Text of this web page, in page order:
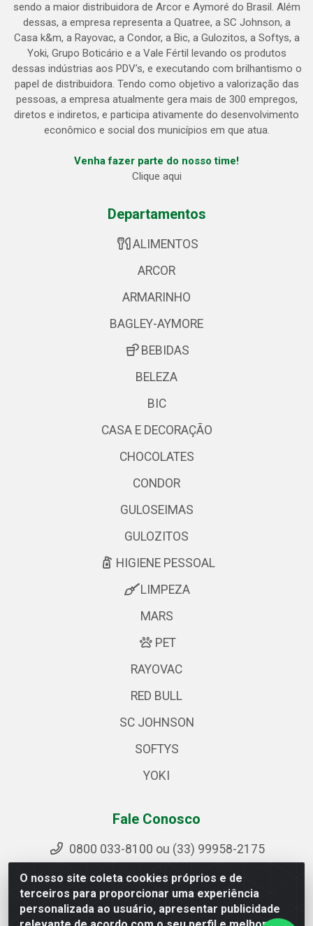
O nosso site coleta cookies próprios e de
terceiros para proporcionar uma experiência
personalizada ao usuário, apresentar publicidade
sendo a maior distribuidora de Arcor e Aymoré do Brasil. Além
dessas, a empresa representa a Quatree, a SC Johnson, a
Casa k&m, a Rayovac, a Condor, a Bic, a Gulozitos, a Softys, a
Yoki, Grupo Boticário e a Vale Fértil levando os produtos
dessas indústrias aos PDV’s, e executando com brilhantismo o
papel de distribuidora. Tendo como objetivo a valorização das
pessoas, a empresa atualmente gera mais de 300 empregos,
diretos e indiretos, e participa ativamente do desenvolvimento
econômico e social dos municípios em que atua.
Venha fazer parte do nosso time!
Clique aqui
Departamentos
ALIMENTOS
ARCOR
ARMARINHO
BAGLEY-AYMORE
BEBIDAS
BELEZA
BIC
CASA E DECORAÇÃO
CHOCOLATES
CONDOR
GULOSEIMAS
GULOZITOS
HIGIENE PESSOAL
LIMPEZA
MARS
PET
RAYOVAC
RED BULL
SC JOHNSON
SOFTYS
YOKI
Fale Conosco
0800 033-8100 ou (33) 99958-2175
sac@ipirangamg.com.br
Acompanhe nossas publicações